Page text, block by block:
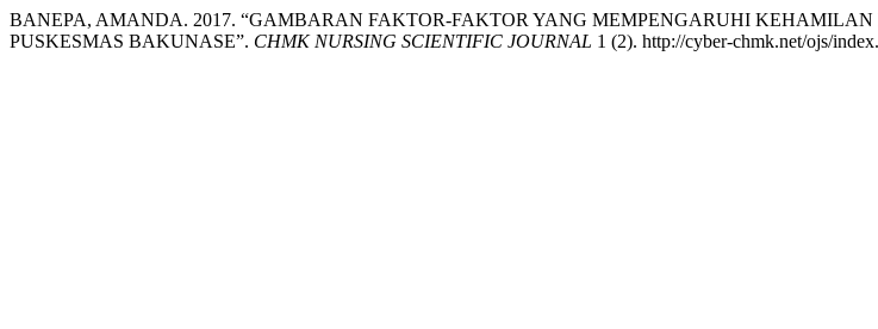
BANEPA, AMANDA. 2017. “GAMBARAN FAKTOR-FAKTOR YANG MEMPENGARUHI
PUSKESMAS BAKUNASE”. CHMK NURSING SCIENTIFIC JOURNAL 1 (2). http://cyber-chmk.net/ojs/